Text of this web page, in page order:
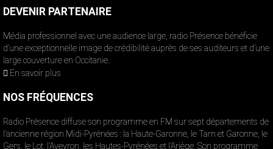
DEVENIR PARTENAIRE
Média professionnel avec une audience large, radio Présence bénéficie
d’une exceptionnelle image de crédibilité auprès de ses auditeurs et d’une
large couverture en Occitanie.
En savoir plus
NOS FRÉQUENCES
Radio Présence diffuse son programme en FM sur sept départements de
l’ancienne région Midi-Pyrénées : la Haute-Garonne, le Tarn et Garonne, le
Gers, le Lot, l’Aveyron, les Hautes-Pyrénées et l’Ariège. Son programme